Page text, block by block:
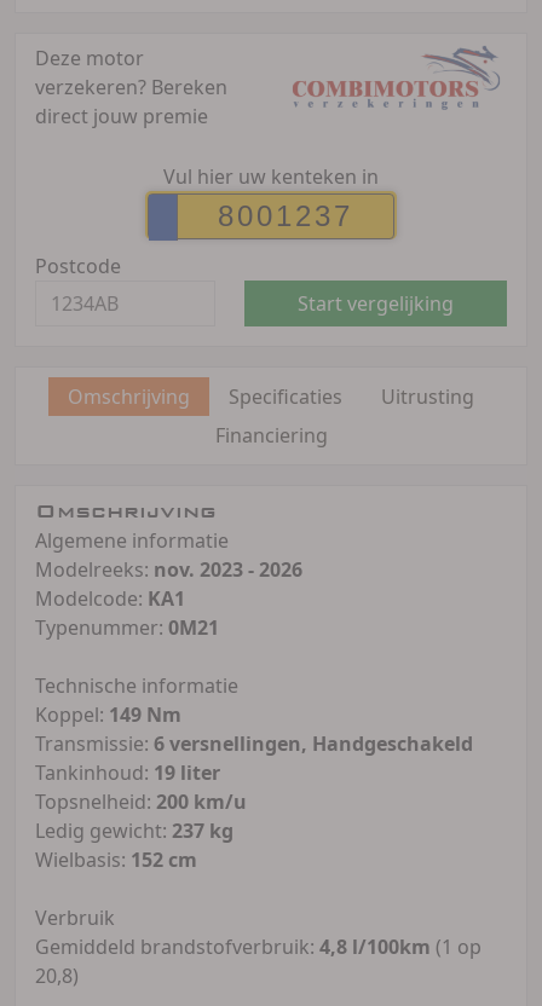
Deze motor
verzekeren? Bereken
direct jouw premie
Vul hier uw kenteken in
Postcode
Start vergelijking
Omschrijving Specificaties
Uitrusting
Financiering
Omschrijving
Algemene informatie
Modelreeks: nov. 2023 - 2026
Modelcode: KA1
Typenummer: 0M21
Technische informatie
Koppel: 149 Nm
Transmissie: 6 versnellingen, Handgeschakeld
Tankinhoud: 19 liter
Topsnelheid: 200 km/u
Ledig gewicht: 237 kg
Wielbasis: 152 cm
Verbruik
Gemiddeld brandstofverbruik: 4,8 l/100km (1 op
20,8)